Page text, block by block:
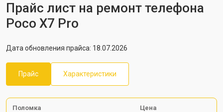
Прайс лист на ремонт телефона
Poco X7 Pro
Дата обновления прайса: 18.07.2026
Прайс Характеристики
Поломка Цена